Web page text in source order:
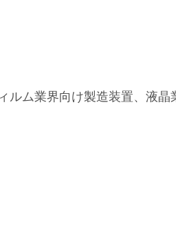
ルム業界向け製造装置、液